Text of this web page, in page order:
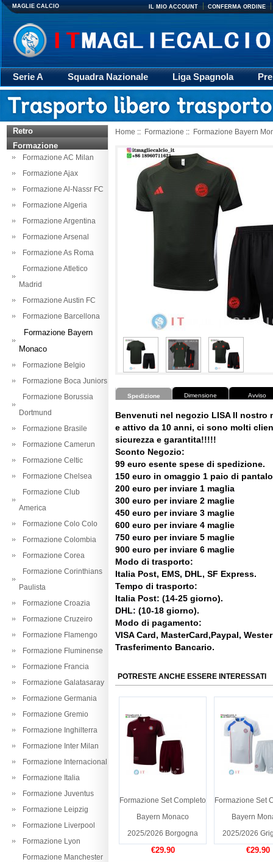
MAGLIE CALCIO IL MIO ACCOUNT CONFERMA ORDINE
Serie A Squadra Nazionale Liga Spagnola
Giacca
Rugby trasporto Retro
Retro
Formazione
Formazione AC Milan
Formazione Ajax
Formazione Al-Nassr FC
Formazione Algeria
Formazione Argentina
Formazione Arsenal
Formazione As Roma
Formazione Atletico
Madrid
Formazione Austin FC
Formazione Barcellona
Formazione Bayern
Monaco
Formazione Belgio
Formazione Boca Juniors
Formazione Borussia
Dortmund
Formazione Brasile
Formazione Camerun
Formazione Celtic
Formazione Chelsea
Formazione Club
America
Formazione Colo Colo
Formazione Colombia
Formazione Corea
Formazione Corinthians
Paulista
Formazione Croazia
Formazione Cruzeiro
Formazione Flamengo
Formazione Fluminense
Formazione Francia
Formazione Galatasaray
Formazione Germania
Formazione Gremio
Formazione Inghilterra
Formazione Inter Milan
Formazione Internacional
Formazione Italia
Formazione Juventus
Formazione Leipzig
Formazione Liverpool
Formazione Lyon
Formazione Manchester
Home :: Formazione :: Formazione Bayern
Spedizione Dimensione Avviso
Benvenuti nel negozio LISA Il nostro
e attivo da 10 anni, ci sono molti
sicurezza e garantita!!!!!
Sconto Negozio:
99 euro esente spese di spedizione.
150 euro in omaggio 1 paio di
200 euro per inviare 1 maglia
300 euro per inviare 2 maglie
450 euro per inviare 3 maglie
600 euro per inviare 4 maglie
750 euro per inviare 5 maglie
900 euro per inviare 6 maglie
Modo di trasporto:
Italia Post, EMS, DHL, SF Express.
Tempo di trasporto:
Italia Post: (14-25 giorno).
DHL: (10-18 giorno).
Modo di pagamento:
VISA Card, MasterCard,Paypal,
Trasferimento Bancario.
POTRESTE ANCHE ESSERE INTERESSATI
Formazione Set Completo
Bayern Monaco
2025/2026 Borgogna
€29.90
Formazione Set
Bayern
2025/2026
€29.90